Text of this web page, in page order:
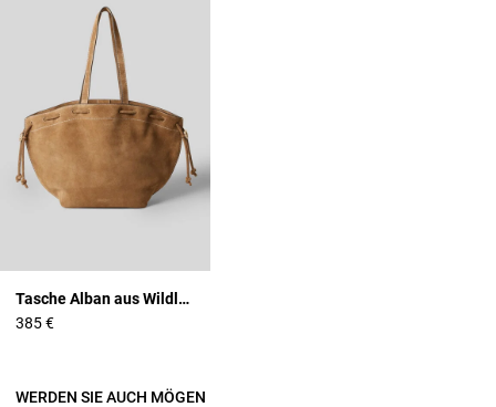
Tasche Alban aus Wildleder
385 €
WERDEN SIE AUCH MÖGEN